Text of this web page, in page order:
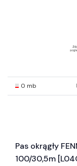
0 mb
Pas okrągły
100/30,5m